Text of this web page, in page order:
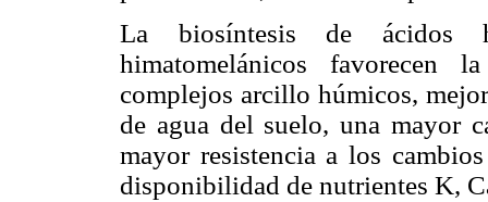
La biosíntesis de ácidos
himatomelánicos favorecen
complejos arcillo húmicos,
de agua del suelo, una mayor
mayor resistencia a los
disponibilidad de nutrientes K,